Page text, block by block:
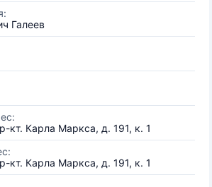
Галеев
кт. Карла Маркса, д. 191, к. 1
кт. Карла Маркса, д. 191, к. 1